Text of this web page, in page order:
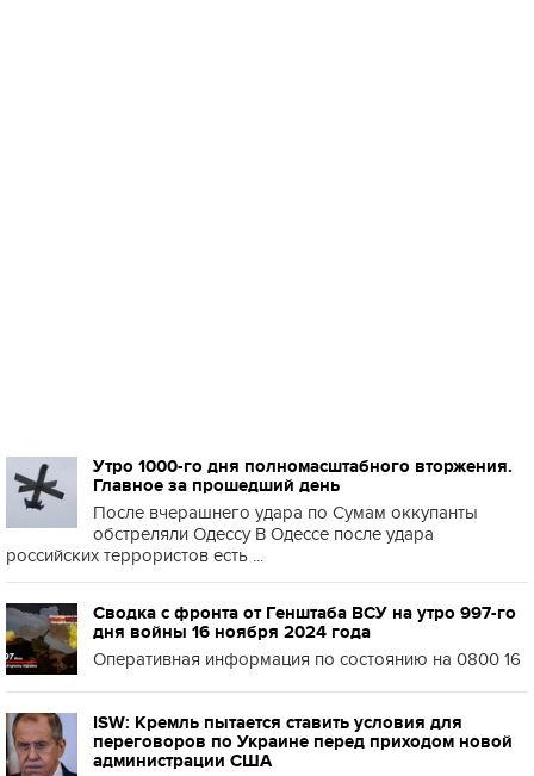
Утро 1000-го дня полномасштабного вторжения.
Главное за прошедший день
После вчерашнего удара по Сумам оккупанты
обстреляли Одессу В Одессе после удара
российских террористов есть ...
Сводка с фронта от Генштаба ВСУ на утро 997-го
дня войны 16 ноября 2024 года
Оперативная информация по состоянию на 0800 16
ISW: Кремль пытается ставить условия для
переговоров по Украине перед приходом новой
администрации США